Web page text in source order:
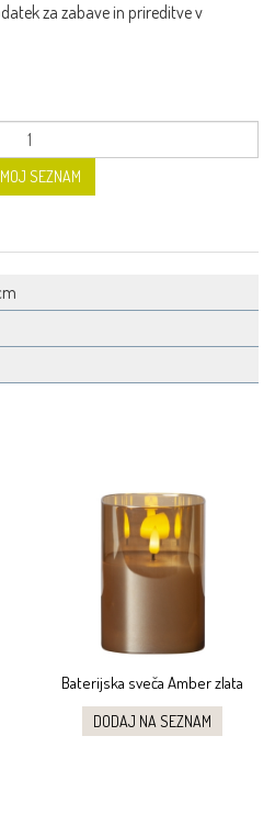
za zabave in prireditve v
SEZNAM
Baterijska sveča Amber zlata
DODAJ NA SEZNAM